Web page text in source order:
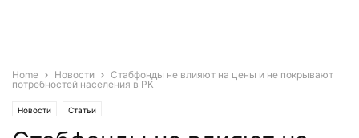
Home Новости
Стабфонды не влияют на цены и не покрывают
потребностей населения в РК
Новости Статьи